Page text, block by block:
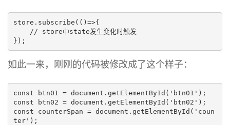
store.subscribe(()=>{
});
如此一来，刚刚的代码被修改成了这个样子：
const btn01 = document.getElementById('btn01');
const btn02 = document.getElementById('btn02');
const counterSpan = document.getElementById('coun
ter');